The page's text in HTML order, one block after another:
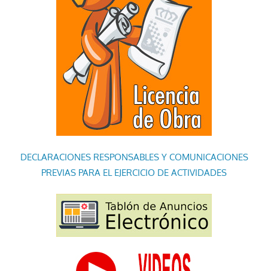
DECLARACIONES RESPONSABLES Y COMUNICACIONES
PREVIAS PARA EL EJERCICIO DE ACTIVIDADES